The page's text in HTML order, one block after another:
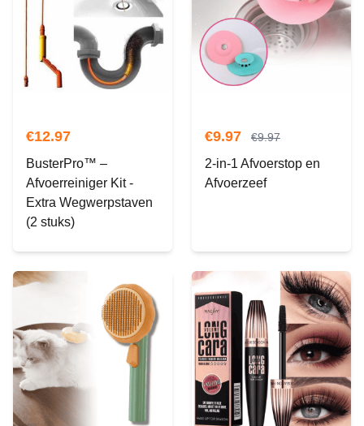
€12.97
BusterPro™ –
Afvoerreiniger Kit -
Extra Wegwerpstaven
(2 stuks)
€9.97 €9.97
2-in-1 Afvoerstop en
Afvoerzeef